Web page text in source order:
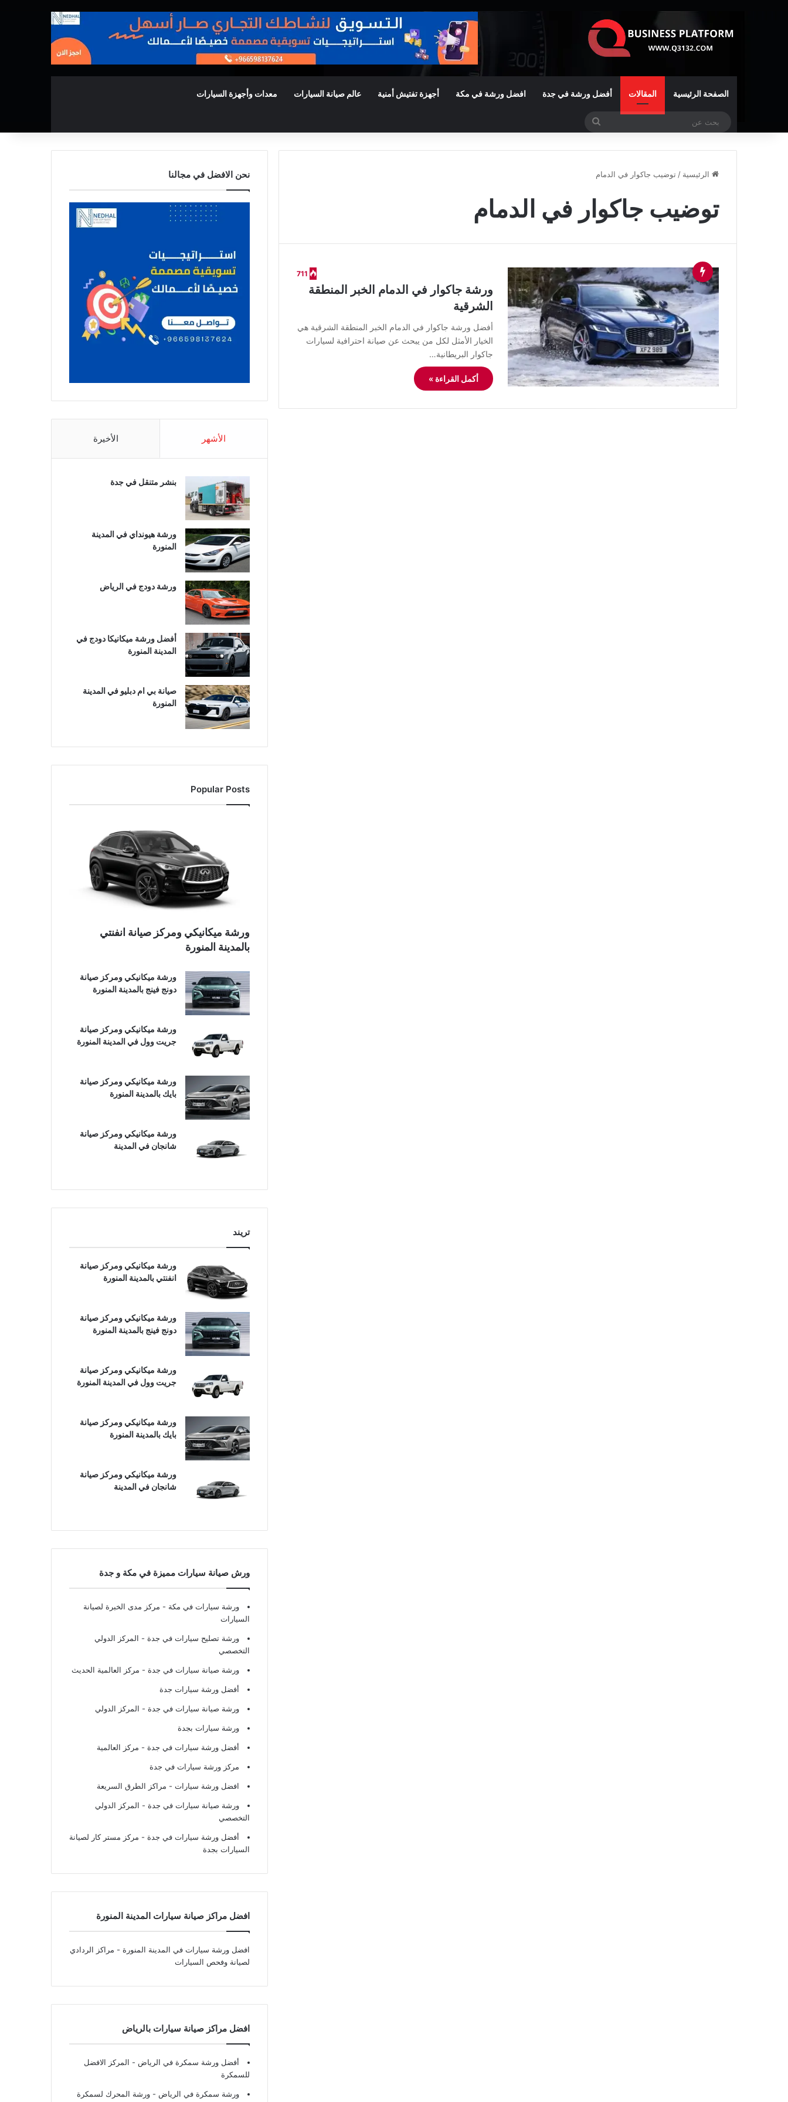
الصفحة الرئيسية المقالات أفضل ورشة في جدة افضل ورشة في مكة أجهزة تفتيش أمنية عالم صيانة السيارات معدات وأجهزة السيارات
الرئيسية / توضيب جاكوار في الدمام
توضيب جاكوار في الدمام
711
ورشة جاكوار في الدمام الخبر المنطقة
الشرقية
أفضل ورشة جاكوار في الدمام الخبر المنطقة الشرقية هي
الخيار الأمثل لكل من يبحث عن صيانة احترافية لسيارات
جاكوار البريطانية…
أكمل القراءة »
نحن الافضل في مجالنا
الأشهر الأخيرة
بنشر متنقل في جدة
ورشة هيونداي في المدينة
المنورة
ورشة دودج في الرياض
أفضل ورشة ميكانيكا دودج في
المدينة المنورة
صيانة بي ام دبليو في المدينة
المنورة
Popular Posts
ورشة ميكانيكي ومركز صيانة انفنتي
بالمدينة المنورة
ورشة ميكانيكي ومركز صيانة
دونج فينج بالمدينة المنورة
ورشة ميكانيكي ومركز صيانة
جريت وول في المدينة المنورة
ورشة ميكانيكي ومركز صيانة
بايك بالمدينة المنورة
ورشة ميكانيكي ومركز صيانة
شانجان في المدينة
تريند
ورشة ميكانيكي ومركز صيانة
انفنتي بالمدينة المنورة
ورشة ميكانيكي ومركز صيانة
دونج فينج بالمدينة المنورة
ورشة ميكانيكي ومركز صيانة
جريت وول في المدينة المنورة
ورشة ميكانيكي ومركز صيانة
بايك بالمدينة المنورة
ورشة ميكانيكي ومركز صيانة
شانجان في المدينة
ورش صيانة سيارات مميزة في مكة و جدة
ورشة سيارات في مكة - مركز مدى الخبرة لصيانة
السيارات
ورشة تصليح سيارات في جدة - المركز الدولي
التخصصي
ورشة صيانة سيارات في جدة - مركز العالمية الحديث
أفضل ورشة سيارات جدة
ورشة صيانة سيارات في جدة - المركز الدولي
ورشة سيارات بجدة
أفضل ورشة سيارات في جدة - مركز العالمية
مركز ورشة سيارات في جدة
افضل ورشة سيارات - مراكز الطرق السريعة
ورشة صيانة سيارات في جدة - المركز الدولي
التخصصي
أفضل ورشة سيارات في جدة - مركز مستر كار لصيانة
السيارات بجدة
افضل مراكز صيانة سيارات المدينة المنورة
افضل ورشة سيارات في المدينة المنورة - مراكز الردادي
لصيانة وفحص السيارات
افضل مراكز صيانة سيارات بالرياض
أفضل ورشة سمكرة في الرياض - المركز الافضل
للسمكرة
ورشة سمكرة في الرياض - ورشة المحرك لسمكرة